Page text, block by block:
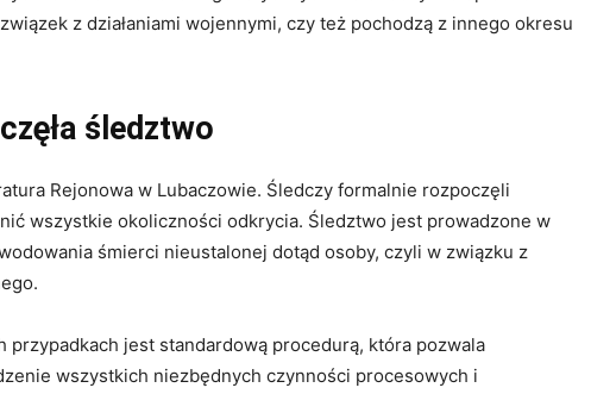
z działaniami wojennymi, czy też pochodzą z innego okresu
śledztwo
Rejonowa w Lubaczowie. Śledczy formalnie rozpoczęli
wszystkie okoliczności odkrycia. Śledztwo jest prowadzone w
śmierci nieustalonej dotąd osoby, czyli w związku z
przypadkach jest standardową procedurą, która pozwala
wszystkich niezbędnych czynności procesowych i